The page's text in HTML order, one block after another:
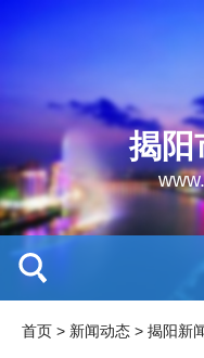
揭阳
首页 > 新闻动态 > 揭阳新